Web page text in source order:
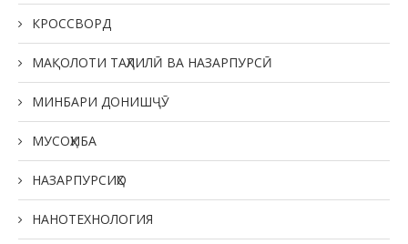
КРОССВОРД
МАҚОЛОТИ ТАҲЛИЛӢ ВА НАЗАРПУРСӢ
МИНБАРИ ДОНИШҶӮ
МУСОҲИБА
НАЗАРПУРСИҲО
НАНОТЕХНОЛОГИЯ